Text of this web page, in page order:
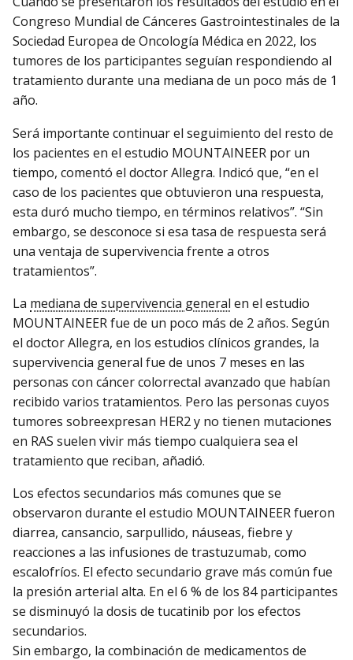
Congreso Mundial de Cánceres Gastrointestinales de la
Sociedad Europea de Oncología Médica en 2022, los
tumores de los participantes seguían respondiendo al
tratamiento durante una mediana de un poco más de 1
año.
Será importante continuar el seguimiento del resto de
los pacientes en el estudio MOUNTAINEER por un
tiempo, comentó el doctor Allegra. Indicó que, “en el
caso de los pacientes que obtuvieron una respuesta,
esta duró mucho tiempo, en términos relativos”. “Sin
embargo, se desconoce si esa tasa de respuesta será
una ventaja de supervivencia frente a otros
tratamientos”.
La mediana de supervivencia general en el estudio
MOUNTAINEER fue de un poco más de 2 años. Según
el doctor Allegra, en los estudios clínicos grandes, la
supervivencia general fue de unos 7 meses en las
personas con cáncer colorrectal avanzado que habían
recibido varios tratamientos. Pero las personas cuyos
tumores sobreexpresan HER2 y no tienen mutaciones
en RAS suelen vivir más tiempo cualquiera sea el
tratamiento que reciban, añadió.
Los efectos secundarios más comunes que se
observaron durante el estudio MOUNTAINEER fueron
diarrea, cansancio, sarpullido, náuseas, fiebre y
reacciones a las infusiones de trastuzumab, como
escalofríos. El efecto secundario grave más común fue
la presión arterial alta. En el 6 % de los 84 participantes
se disminuyó la dosis de tucatinib por los efectos
secundarios.
Sin embargo, la combinación de medicamentos de